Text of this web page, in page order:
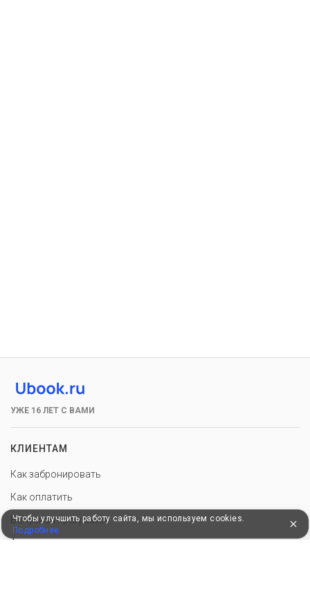
УЖЕ 16 ЛЕТ С ВАМИ
КЛИЕНТАМ
Как забронировать
Как оплатить
Бонусная программа
Акции
Чтобы улучшить работу сайта, мы используем cookies.
Подробнее